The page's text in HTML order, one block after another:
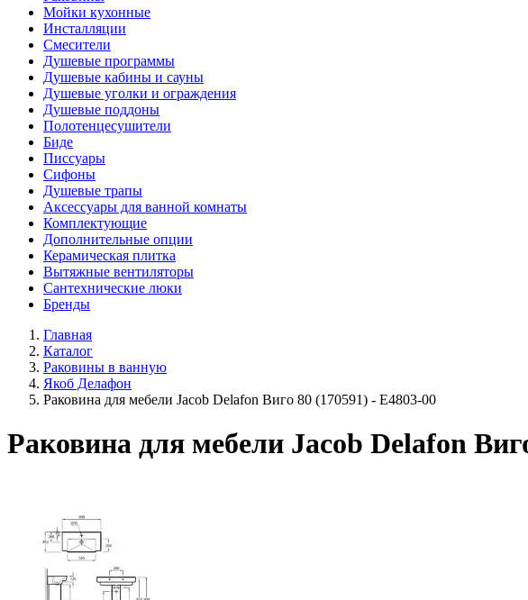
Мойки кухонные
Инсталляции
Смесители
Душевые программы
Душевые кабины и сауны
Душевые уголки и ограждения
Душевые поддоны
Полотенцесушители
Биде
Писсуары
Сифоны
Душевые трапы
Аксессуары для ванной комнаты
Комплектующие
Дополнительные опции
Керамическая плитка
Вытяжные вентиляторы
Сантехнические люки
Бренды
Главная
Каталог
Раковины в ванную
Якоб Делафон
Раковина для мебели Jacob Delafon Виго 80 (170591) - E4803-00
Раковина для мебели Jacob Delafon